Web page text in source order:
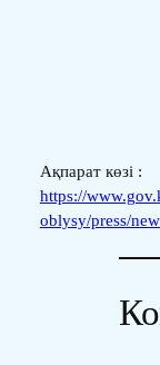
Ақпарат көзі :
https://
oblysy/press/